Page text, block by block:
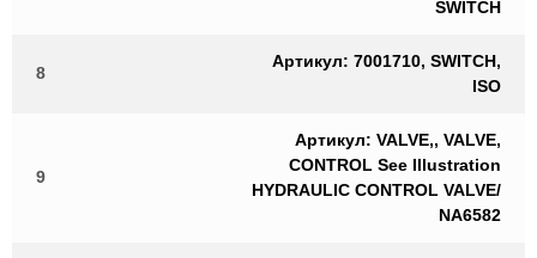
SWITCH
8
Артикул: 7001710, SWITCH,
ISO
9
Артикул: VALVE,, VALVE,
CONTROL See Illustration
HYDRAULIC CONTROL VALVE/
NA6582